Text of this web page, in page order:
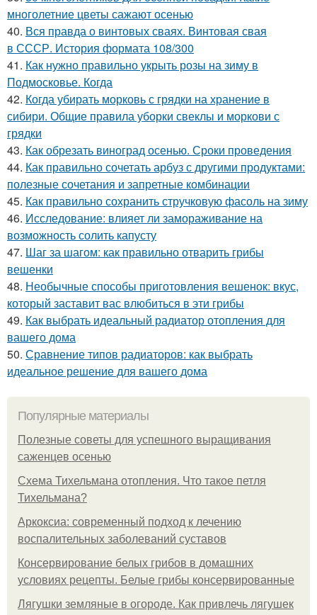
многолетние цветы сажают осенью
40. Вся правда о винтовых сваях. Винтовая свая
в СССР. История формата 108/300
41. Как нужно правильно укрыть розы на зиму в
Подмосковье. Когда
42. Когда убирать морковь с грядки на хранение в
сибири. Общие правила уборки свеклы и моркови с
грядки
43. Как обрезать виноград осенью. Сроки проведения
44. Как правильно сочетать арбуз с другими продуктами:
полезные сочетания и запретные комбинации
45. Как правильно сохранить стручковую фасоль на зиму
46. Исследование: влияет ли замораживание на
возможность солить капусту
47. Шаг за шагом: как правильно отварить грибы
вешенки
48. Необычные способы приготовления вешенок: вкус,
который заставит вас влюбиться в эти грибы
49. Как выбрать идеальный радиатор отопления для
вашего дома
50. Сравнение типов радиаторов: как выбрать
идеальное решение для вашего дома
Популярные материалы
Полезные советы для успешного выращивания
саженцев осенью
Схема Тихельмана отопления. Что такое петля
Тихельмана?
Аркоксиа: современный подход к лечению
воспалительных заболеваний суставов
Консервирование белых грибов в домашних
условиях рецепты. Белые грибы консервированные
Лягушки земляные в огороде. Как привлечь лягушек